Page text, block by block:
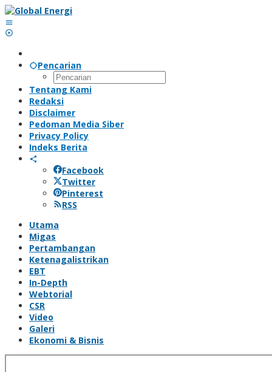
Lewati
ke
konten
Pencarian
Tentang Kami
Redaksi
Disclaimer
Pedoman Media Siber
Privacy Policy
Indeks Berita
Facebook
Twitter
Pinterest
RSS
Utama
Migas
Pertambangan
Ketenagalistrikan
EBT
In-Depth
Webtorial
CSR
Video
Galeri
Ekonomi & Bisnis